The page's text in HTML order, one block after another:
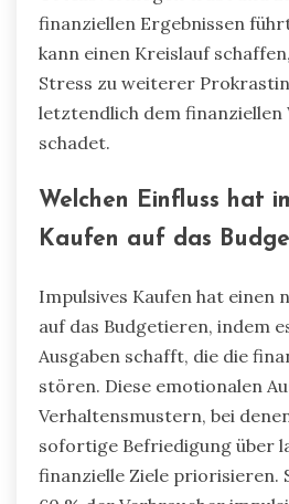
finanziellen Ergebnissen
kann einen Kreislauf
Stress zu weiterer
letztendlich dem finanziellen
schadet.
Welchen Einfluss hat
Kaufen auf das
Impulsives Kaufen hat einen
auf das Budgetieren, indem
Ausgaben schafft, die die
stören. Diese emotionalen
Verhaltensmustern, bei
sofortige Befriedigung über
finanzielle Ziele priorisieren.